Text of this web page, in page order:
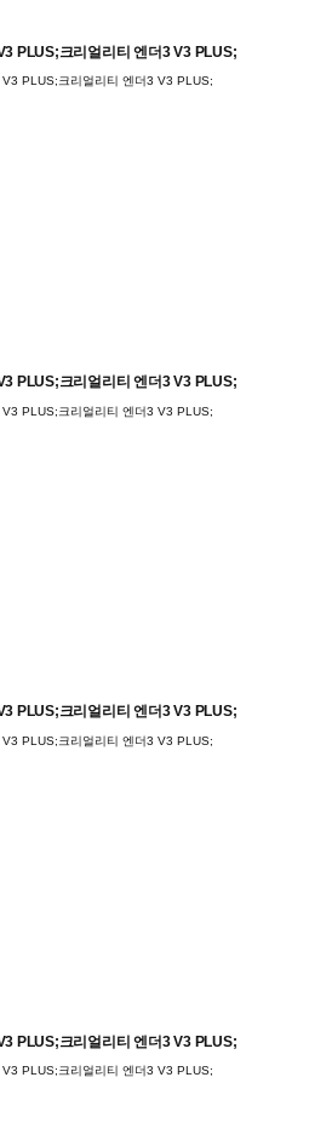
PLUS;크리얼리티 엔더3 V3 PLUS;
PLUS;크리얼리티 엔더3 V3 PLUS;
PLUS;크리얼리티 엔더3 V3 PLUS;
PLUS;크리얼리티 엔더3 V3 PLUS;
PLUS;크리얼리티 엔더3 V3 PLUS;
PLUS;크리얼리티 엔더3 V3 PLUS;
PLUS;크리얼리티 엔더3 V3 PLUS;
PLUS;크리얼리티 엔더3 V3 PLUS;